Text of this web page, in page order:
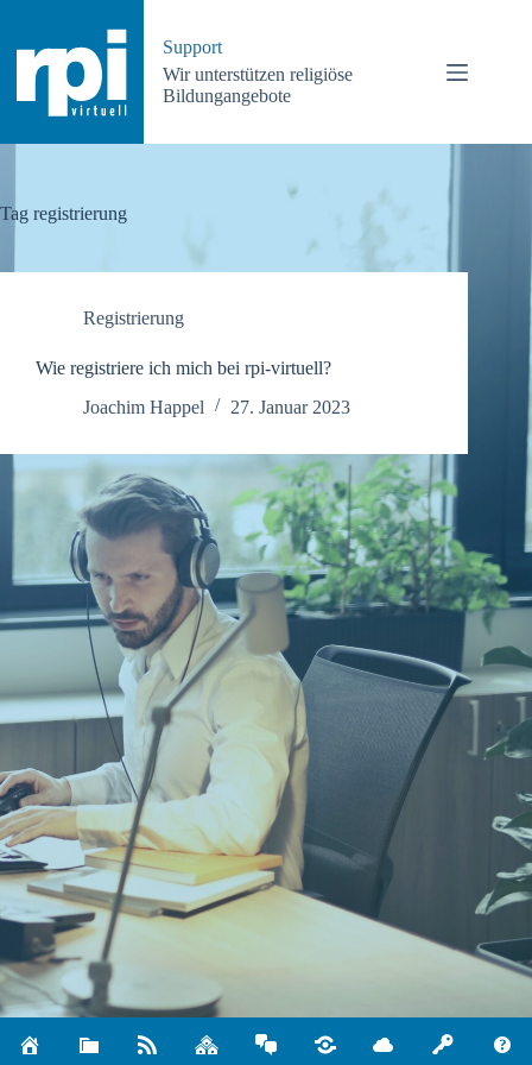
springen
Support
Wir unterstützen religiöse
Bildungangebote
Tag registrierung
Registrierung
Wie registriere ich mich bei rpi-virtuell?
Joachim Happel
27. Januar 2023
rpi-virtuell ist eine Dienstleistung des Comenius-Instutes
für
digitale Bildungsangebote